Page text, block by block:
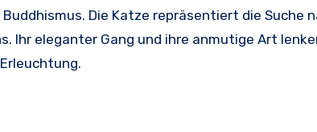
Die Katze repräsentiert die Suche
Ihr eleganter Gang und ihre anmutige Art